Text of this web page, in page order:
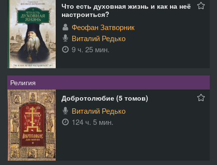
Что есть духовная жизнь и как на неё
настроиться?
Феофан Затворник
Виталий Редько
9 ч. 25 мин.
Религия
Добротолюбие (5 томов)
Виталий Редько
124 ч. 5 мин.